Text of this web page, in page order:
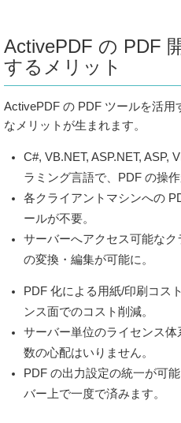
2014/09/16
ActivePDF
2014/09/02
ActivePDF Portal
2014/07/21
ActivePDF
2014/05/05
ActivePDF
2014/05/05
ActivePDF Server
2014/02/25
ActivePDF Toolkit
2014/02/25
ActivePDF Meridian
2013/09/01
製品ライセンス付属
ActivePDF
2013/06/04
ActivePDF Toolkit
ス
2013/04/02
ActivePDF
2013/03/01
ActivePDF Server
2013/02/20
ActivePDF Toolkit
2013/02/04
ActivePDF
ActivePDF の PDF
するメリット
ActivePDF の PDF ツールを活用
なメリットが生まれます。
C#, VB.NET, ASP.NET, ASP,
ラミング言語で、PDF の操作
各クライアントマシンへの
ールが不要。
サーバーへアクセス可能な
の変換・編集が可能に。
PDF 化による用紙/印刷コス
ンス面でのコスト削減。
サーバー単位のライセンス
数の心配はいりません。
PDF の出力設定の統一が可
バー上で一度で済みます。